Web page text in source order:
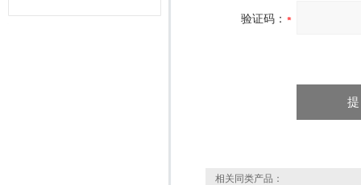
验证码：
相关同类产品：